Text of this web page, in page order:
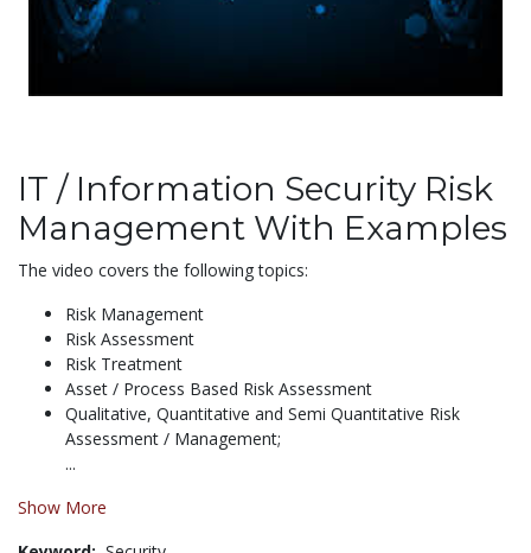
IT / Information Security Risk
Management With Examples
The video covers the following topics:
Risk Management
Risk Assessment
Risk Treatment
Asset / Process Based Risk Assessment
Qualitative, Quantitative and Semi Quantitative Risk
Assessment / Management;
...
Show More